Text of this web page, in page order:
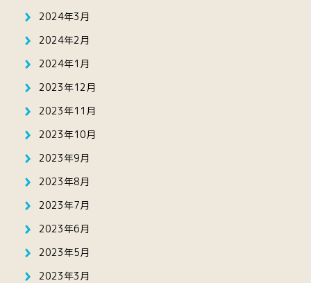
2024年3月
2024年2月
2024年1月
2023年12月
2023年11月
2023年10月
2023年9月
2023年8月
2023年7月
2023年6月
2023年5月
2023年3月